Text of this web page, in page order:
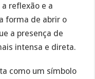
reflexão e a
forma de abrir o
a presença de
intensa e direta.
como um símbolo